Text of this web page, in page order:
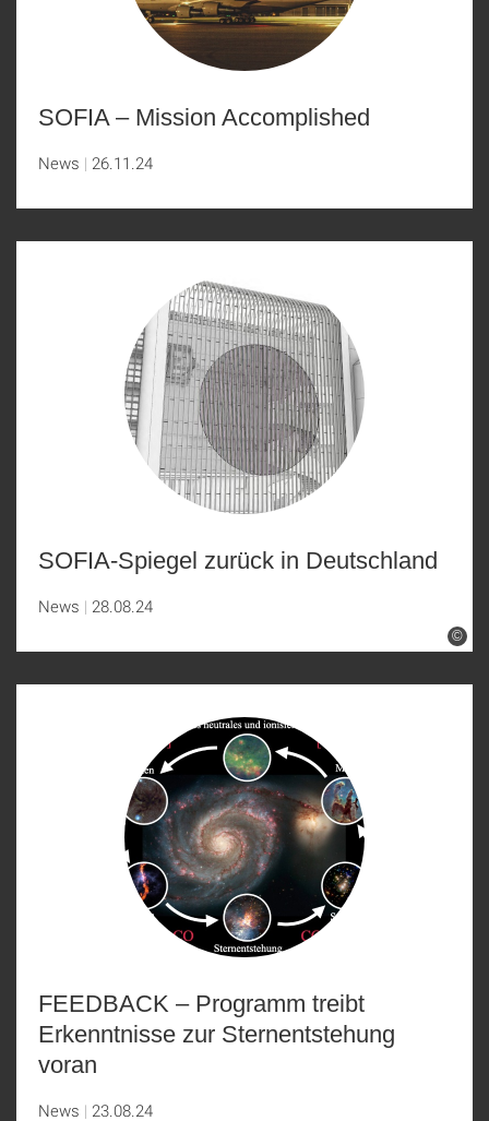
SOFIA – Mission Accomplished
News 26.11.24
©
SOFIA-Spiegel zurück in Deutschland
News 28.08.24
FEEDBACK – Programm treibt
Erkenntnisse zur Sternentstehung
voran
News 23.08.24